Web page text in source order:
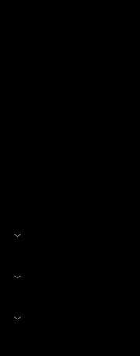
التزام قانوني عن أي
أو سهو فيها. تخضع